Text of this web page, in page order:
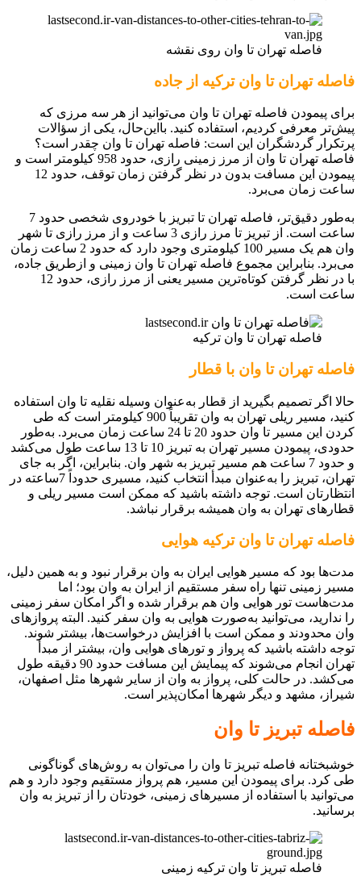
فاصله تهران تا وان روی نقشه
فاصله تهران تا وان ترکیه از جاده
برای پیمودن فاصله تهران تا وان می‌توانید از هر سه مرزی که
پیش‌تر معرفی کردیم، استفاده کنید. بااین‌حال، یکی از سؤالات
پرتکرار گردشگران این است: فاصله تهران تا وان چقدر است؟
فاصله تهران تا وان از مرز زمینی رازی، حدود 958 کیلومتر است و
پیمودن این مسافت بدون در نظر گرفتن زمان توقف، حدود 12
ساعت زمان می‌برد.
به‌طور دقیق‌تر، فاصله تهران تا تبریز با خودروی شخصی حدود 7
ساعت است. از تبریز تا مرز رازی 3 ساعت و از مرز رازی تا شهر
وان هم یک مسیر 100 کیلومتری وجود دارد که حدود 2 ساعت زمان
می‌برد. بنابراین مجموع فاصله تهران تا وان زمینی و ازطریق جاده،
با در نظر گرفتن کوتاه‌ترین مسیر یعنی از مرز رازی، حدود 12
ساعت است.
فاصله تهران تا وان ترکیه
فاصله تهران تا وان با قطار
حالا اگر تصمیم بگیرید از قطار به‌عنوان وسیله نقلیه تا وان استفاده
کنید، مسیر ریلی تهران به وان تقریباً 900 کیلومتر است که طی
کردن این مسیر تا وان حدود 20 تا 24 ساعت زمان می‌برد. به‌طور
حدودی، پیمودن مسیر تهران به تبریز 10 تا 13 ساعت طول می‌کشد
و حدود 7 ساعت هم مسیر تبریز به شهر وان. بنابراین، اگر به جای
تهران، تبریز را به‌عنوان مبدأ انتخاب کنید، مسیری حدوداً 7ساعته در
انتظارتان است. توجه داشته باشید که ممکن است مسیر ریلی و
قطارهای تهران به وان همیشه برقرار نباشد.
فاصله تهران تا وان ترکیه هوایی
مدت‌ها بود که مسیر هوایی ایران به وان برقرار نبود و به همین دلیل،
مسیر زمینی تنها راه سفر مستقیم از ایران به وان بود؛ اما
مدت‌هاست تور هوایی وان هم برقرار شده و اگر امکان سفر زمینی
را ندارید، می‌توانید به‌صورت هوایی به وان سفر کنید. البته پروازهای
وان محدودند و ممکن است با افزایش درخواست‌ها، بیشتر شوند.
توجه داشته باشید که پرواز و تورهای هوایی وان، بیشتر از مبدأ
تهران انجام می‌شوند که پیمایش این مسافت حدود 90 دقیقه طول
می‌کشد. در حالت کلی، پرواز به وان از سایر شهرها مثل اصفهان،
شیراز، مشهد و دیگر شهرها امکان‌پذیر است.
فاصله تبریز تا وان
خوشبختانه فاصله تبریز تا وان را می‌توان به روش‌های گوناگونی
طی کرد. برای پیمودن این مسیر، هم پرواز مستقیم وجود دارد و هم
می‌توانید با استفاده از مسیرهای زمینی، خودتان را از تبریز به وان
برسانید.
فاصله تبریز تا وان ترکیه زمینی